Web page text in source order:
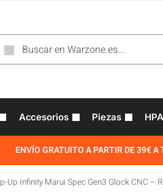
Accesorios Piezas HPA
ENVÍO GRATUITO A PARTIR DE 39€
Up Infinity Marui Spec Gen3 Glock CNC –